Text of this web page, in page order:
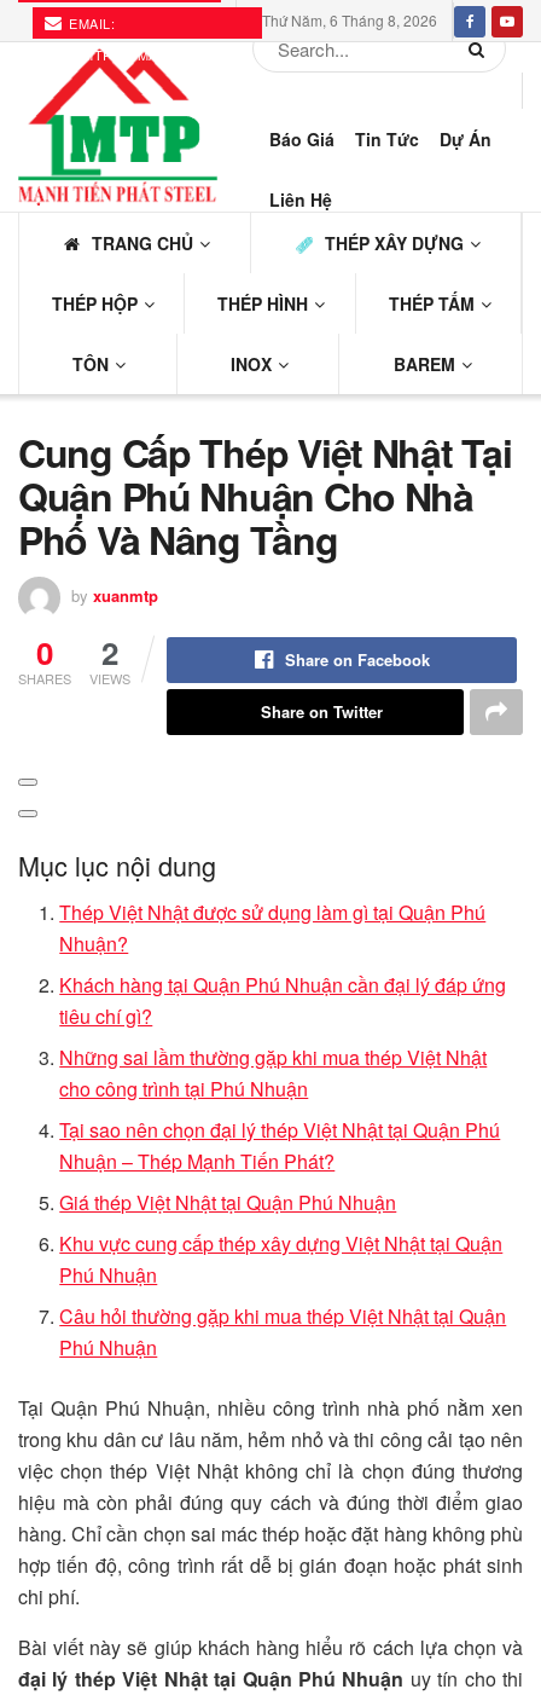
EMAIL:
THEPMTP@GMAIL.COM
Thứ Năm, 6 Tháng 8, 2026
Báo Giá Tin Tức Dự Án
Liên Hệ
TRANG CHỦ
THÉP XÂY DỰNG
THÉP HỘP THÉP HÌNH THÉP TẤM
TÔN INOX BAREM
Cung Cấp Thép Việt Nhật Tại
Quận Phú Nhuận Cho Nhà
Phố Và Nâng Tầng
by xuanmtp
0
SHARES
2
VIEWS
Share on Facebook
Share on Twitter
Mục lục nội dung
Thép Việt Nhật được sử dụng làm gì tại Quận Phú
Nhuận?
Khách hàng tại Quận Phú Nhuận cần đại lý đáp ứng
tiêu chí gì?
Những sai lầm thường gặp khi mua thép Việt Nhật
cho công trình tại Phú Nhuận
Tại sao nên chọn đại lý thép Việt Nhật tại Quận Phú
Nhuận – Thép Mạnh Tiến Phát?
Giá thép Việt Nhật tại Quận Phú Nhuận
Khu vực cung cấp thép xây dựng Việt Nhật tại Quận
Phú Nhuận
Câu hỏi thường gặp khi mua thép Việt Nhật tại Quận
Phú Nhuận
Tại Quận Phú Nhuận, nhiều công trình nhà phố nằm xen
trong khu dân cư lâu năm, hẻm nhỏ và thi công cải tạo nên
việc chọn thép Việt Nhật không chỉ là chọn đúng thương
hiệu mà còn phải đúng quy cách và đúng thời điểm giao
hàng. Chỉ cần chọn sai mác thép hoặc đặt hàng không phù
hợp tiến độ, công trình rất dễ bị gián đoạn hoặc phát sinh
chi phí.
Bài viết này sẽ giúp khách hàng hiểu rõ cách lựa chọn và
đại lý thép Việt Nhật tại Quận Phú Nhuận uy tín cho thi